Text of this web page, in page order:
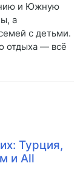
и Южную
а
с детьми.
отдыха — всё
Турция,
и All